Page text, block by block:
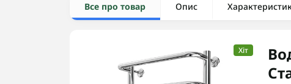
Радіатори
Все про товар Опис
Хіт